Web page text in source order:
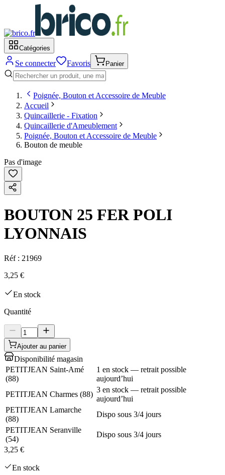
Catégories
Se connecter Favoris Panier
Poignée, Bouton et Accessoire de Meuble
Accueil
Quincaillerie - Fixation
Quincaillerie d'Ameublement
Poignée, Bouton et Accessoire de Meuble
Bouton de meuble
Pas d'image
BOUTON 25 FER POLI
LYONNAIS
Réf : 21969
3,25 €
En stock
Quantité
Ajouter au panier
Disponibilité magasin
PETITJEAN Saint-Amé
(88)
1 en stock — retrait possible
aujourd’hui
PETITJEAN Charmes (88)
3 en stock — retrait possible
aujourd’hui
PETITJEAN Lamarche
(88)
Dispo sous 3/4 jours
PETITJEAN Seranville
(54)
Dispo sous 3/4 jours
3,25 €
En stock